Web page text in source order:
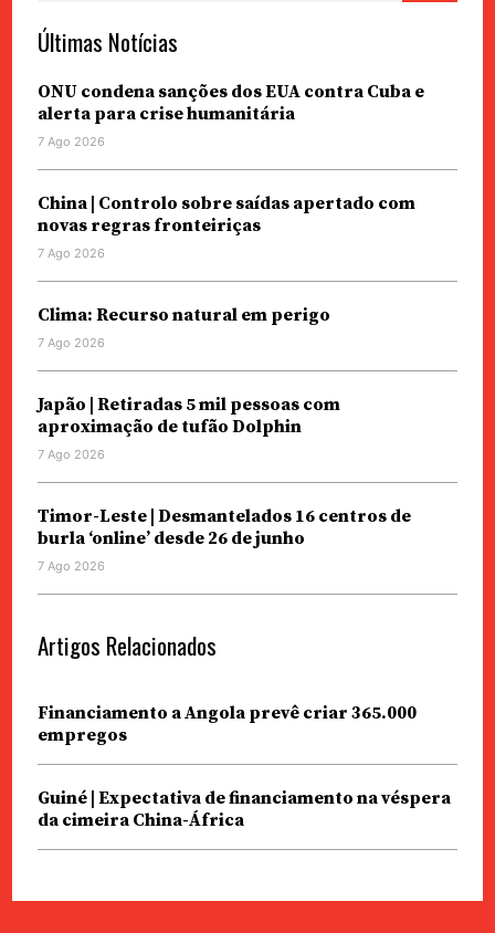
Últimas Notícias
ONU condena sanções dos EUA contra Cuba e
alerta para crise humanitária
7 Ago 2026
China | Controlo sobre saídas apertado com
novas regras fronteiriças
7 Ago 2026
Clima: Recurso natural em perigo
7 Ago 2026
Japão | Retiradas 5 mil pessoas com
aproximação de tufão Dolphin
7 Ago 2026
Timor-Leste | Desmantelados 16 centros de
burla ‘online’ desde 26 de junho
7 Ago 2026
Artigos Relacionados
Financiamento a Angola prevê criar 365.000
empregos
Guiné | Expectativa de financiamento na véspera
da cimeira China-África